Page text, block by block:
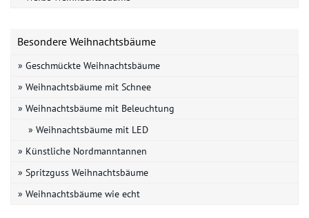
Besondere Weihnachtsbäume
» Geschmückte Weihnachtsbäume
» Weihnachtsbäume mit Schnee
» Weihnachtsbäume mit Beleuchtung
» Weihnachtsbäume mit LED
» Künstliche Nordmanntannen
» Spritzguss Weihnachtsbäume
» Weihnachtsbäume wie echt